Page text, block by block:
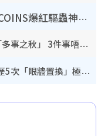
怕蟲人士夏日救星！日本3COINS爆紅驅蟲神器$45起 1招「全程免觸碰」輕鬆搞定小強
立秋2026｜8月7日立秋進入「多事之秋」 3件事唔做得！專家教6招開運 清枱頭／銀包納氣接好運
颱風白海豚料周日襲浙江！經歷5次「眼牆置換」極罕見 成登陸內地最長途颱風